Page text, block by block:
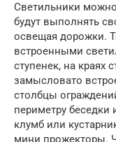
Светильники
будут выполнять
освещая дорожки.
встроенными
ступенек, на краях
замысловато
столбцы
периметру
клумб или
мини прожекторы.